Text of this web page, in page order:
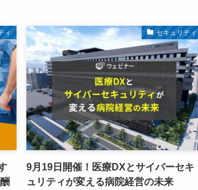
ィ セキュリティ
9月19日開催！医療DXとサイバーセキ
ュリティが変える病院経営の未来